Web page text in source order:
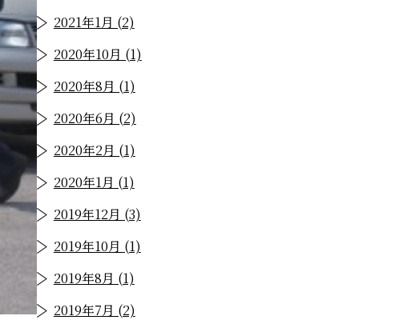
2021年1月 (2)
2020年10月 (1)
2020年8月 (1)
2020年6月 (2)
2020年2月 (1)
2020年1月 (1)
2019年12月 (3)
2019年10月 (1)
2019年8月 (1)
2019年7月 (2)